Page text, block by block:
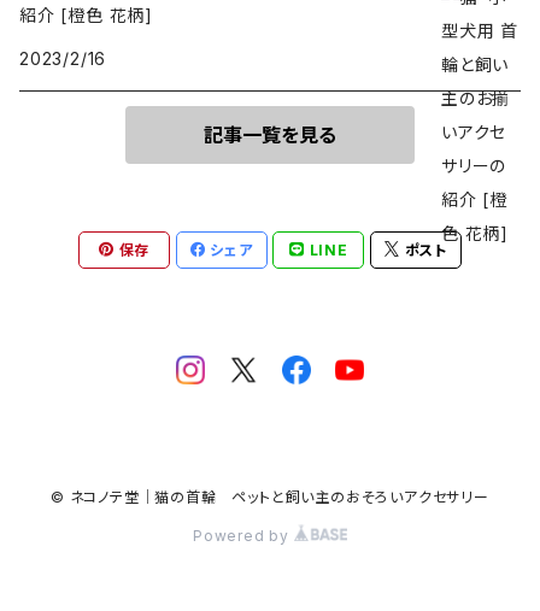
紹介 [橙色 花柄]
2023/2/16
記事一覧を見る
保存 シェア LINE ポスト
© ネコノテ堂｜猫の首輪 ペットと飼い主のおそろいアクセサリー
Powered by